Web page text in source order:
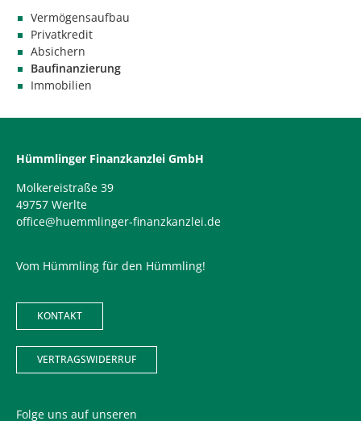
Vermögensaufbau
Privatkredit
Absichern
Baufinanzierung
Immobilien
Hümmlinger Finanzkanzlei GmbH
Molkereistraße 39
49757 Werlte
office@huemmlinger-finanzkanzlei.de
Vom Hümmling für den Hümmling!
KONTAKT
VERTRAGSWIDERRUF
Folge uns auf unseren